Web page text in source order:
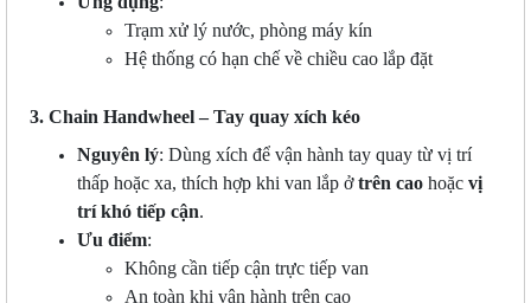
Trạm xử lý nước, phòng máy kín
Hệ thống có hạn chế về chiều cao lắp đặt
3. Chain Handwheel – Tay quay xích kéo
Nguyên lý: Dùng xích để vận hành tay quay từ vị trí
thấp hoặc xa, thích hợp khi van lắp ởtrên cao hoặc vị
trí khó tiếp cận.
Ưu điểm:
Không cần tiếp cận trực tiếp van
An toàn khi vận hành trên cao